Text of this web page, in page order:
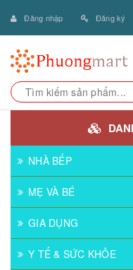
Đăng nhập Đăng ký
NHÀ BẾP
MẸ VÀ BÉ
GIA DỤNG
Y TẾ & SỨC KHỎE